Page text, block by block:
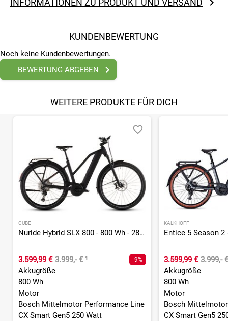
INFORMATIONEN ZU PRODUKT UND VERSAND
KUNDENBEWERTUNG
Noch keine Kundenbewertungen.
BEWERTUNG ABGEBEN
WEITERE PRODUKTE FÜR DICH
CUBE
Nuride Hybrid SLX 800 - 800 Wh - 28 Zoll - Trapez - 2026
3.599,99 € 3.999,- €¹ -9%
Akkugröße
800 Wh
Motor
Bosch Mittelmotor Performance Line
CX Smart Gen5 250 Watt
KALKHOFF
3.599,99 € 3.999,-
Akkugröße
800 Wh
Motor
Bosch
CX Smart Gen5